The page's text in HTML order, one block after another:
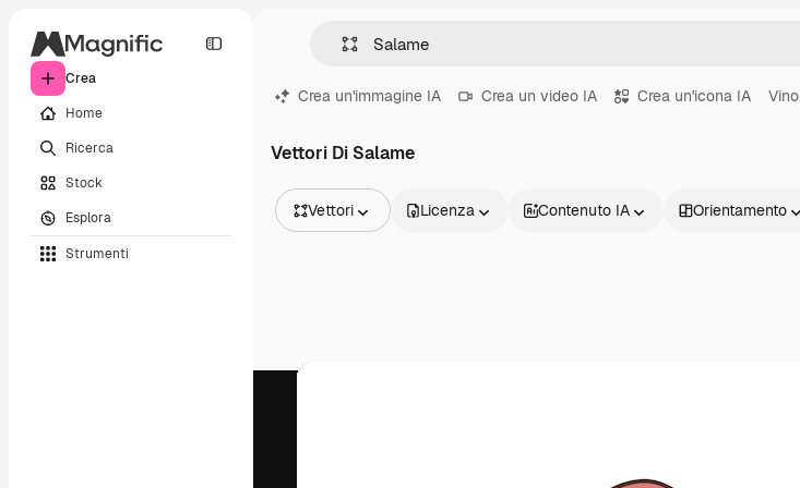
Crea
Home
Ricerca
Stock
Esplora
Strumenti
Crea un'immagine IA Crea un video IA Crea un'icona IA Vino
Vettori Di Salame
Vettori
Video
Licenza Contenuto IA Orientamento